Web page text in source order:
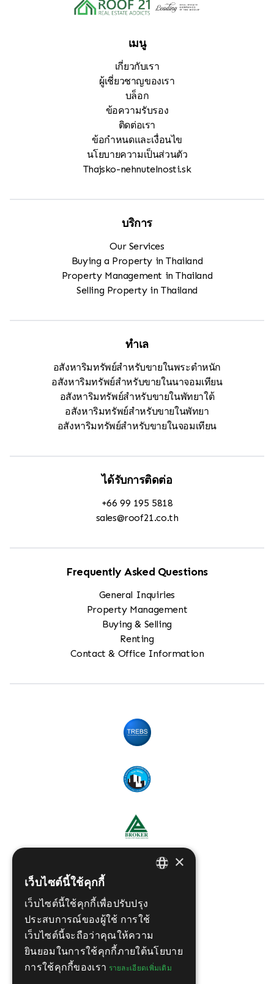
เมนู
เกี่ยวกับเรา
ผู้เชี่ยวชาญของเรา
บล็อก
ข้อความรับรอง
ติดต่อเรา
ข้อกำหนดและเงื่อนไข
นโยบายความเป็นส่วนตัว
Thajsko-nehnutelnosti.sk
บริการ
Our Services
Buying a Property in Thailand
Property Management in Thailand
Selling Property in Thailand
ทำเล
อสังหาริมทรัพย์สำหรับขายในพระตำหนัก
อสังหาริมทรัพย์สำหรับขายในนาจอมเทียน
อสังหาริมทรัพย์สำหรับขายในพัทยาใต้
อสังหาริมทรัพย์สำหรับขายในพัทยา
อสังหาริมทรัพย์สำหรับขายในจอมเทียน
ได้รับการติดต่อ
+66 99 195 5818
sales@roof21.co.th
Frequently Asked Questions
General Inquiries
Property Management
Buying & Selling
Renting
Contact & Office Information
THAI
×
เว็บไซต์นี้ใช้คุกกี้
เว็บไซต์นี้ใช้คุกกี้เพื่อปรับปรุง
ประสบการณ์ของผู้ใช้ การใช้
เว็บไซต์นี้จะถือว่าคุณให้ความ
ยินยอมในการใช้คุกกี้ภายใต้นโยบาย
การใช้คุกกี้ของเรา รายละเอียดเพิ่มเติม